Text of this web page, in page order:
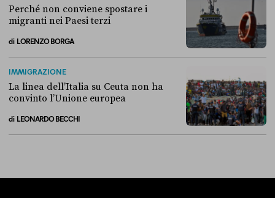
Perché non conviene spostare i
migranti nei Paesi terzi
di LORENZO BORGA
IMMIGRAZIONE
La linea dell’Italia su Ceuta non ha
convinto l’Unione europea
di LEONARDO BECCHI